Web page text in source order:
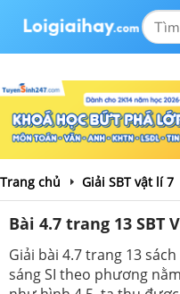
Trang chủ Giải SBT vật lí 7
Bài 4.7 trang 13 SBT
Giải bài 4.7 trang 13
sáng SI theo phương